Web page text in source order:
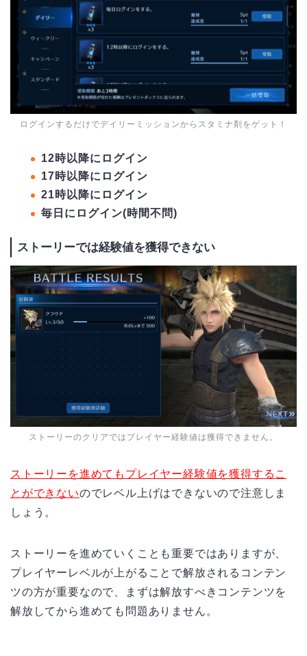
ログインするだけでデイリーミッションからスタミナ剤をゲット！
12時以降にログイン
17時以降にログイン
21時以降にログイン
毎日にログイン(時間不問)
ストーリーでは経験値を獲得できない
ストーリーのクリアではプレイヤー経験値は獲得できません。
ストーリーを進めてもプレイヤー経験値を獲得するこ
とができないのでレベル上げはできないので注意しま
しょう。
ストーリーを進めていくことも重要ではありますが、
プレイヤーレベルが上がることで解放されるコンテン
ツの方が重要なので、まずは解放すべきコンテンツを
解放してから進めても問題ありません。